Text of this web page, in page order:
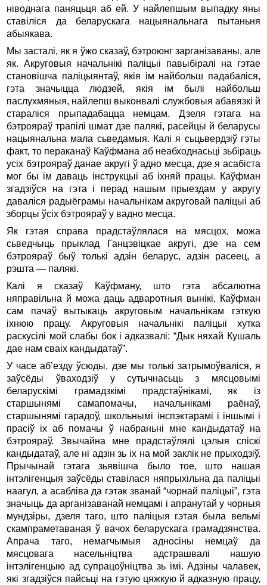
нiводнага паняцьця аб ей. У найлепшым выпадку яны
ставiлiся да беларускага нацыянальнага пытаньня
абыякава.
Мы засталi, як я ўжо сказаў, бэтроюнг зарганiзаваны, але
як. Акруговыя начальнiкi палiцыi павыбiралi на гэтае
становiшча палiцыянтаў, якiя iм найбольш падабалiся,
гэта значыцца людзей, якiя iм былi найбольш
паслухмяныя, найлепш выконвалi службовыя абавязкi й
старалiся прыпадабацца немцам. Дзеля гэтага на
бэтрояраў трапiлi шмат дзе палякi, расейцы й беларусы
нацыянальна мала сьведамыя. Калi я сьцьвердзiў гэты
факт, то пераканаў Каўфмана аб неабходнасьцi зьбiраць
усiх бэтрояраў данае акругi ў адно месца, дзе я асабiста
мог бы iм даваць iнструкцыi аб iхняй працы. Каўфман
згадзiўся на гэта i перад нашым прыездам у акругу
давалiся радыёграмы начальнiкам акруговай палiцыi аб
зборцы ўсiх бэтрояраў у вадно месца.
Як гэтая справа прадстаўлялася на мясцох, можа
сьведчыць прыклад Ганцэвiцкае акругi, дзе на сем
бэтрояраў быў толькi адзiн беларус, адзiн расеец, а
рэшта — палякi.
Калі я сказаў Каўфману, што гэта абсалютна
няправiльна й можа даць адваротныя вынiкi, Каўфман
сам пачаў вытыкаць акруговым начальнiкам гэткую
iхнюю працу. Акруговыя начальнiкi палiцыi хутка
раскусiлi мой слабы бок i адказвалi: “Дык няхай Кушаль
дае нам сваiх кандыдатаў”.
У часе аб’езду ўсюды, дзе мы толькi затрымоўвалiся, я
заўсёды ўваходзiў у сутычнасьць з мясцовымi
беларускiмi грамадзкiмi прадстаўнiкамi, як iз
старшынямi самапомачы, начальнiкамi раёнаў,
старшынямi гарадоў, школьнымi iнспэктарамi i iншымi i
прасiў iх аб помачы ў набраньнi мне кандыдатаў на
бэтрояраў. Звычайна мне прадстаўлялi цэлыя спiскi
кандыдатаў, але нi адзiн зь iх на мой заклiк не прыходзiў.
Прычынай гэтага зьявiшча было тое, што нашая
iнтэлiгенцыя заўсёды ставiлася няпрыхiльна да палiцыi
наагул, а асаблiва да гэтак званай “чорнай палiцыi”, гэта
значыць да арганiзаванай немцамi i апранутай у чорныя
мундзіры, дзеля таго, што палiцыя гэтая была вельмi
скампраметаваная ў вачох беларускага грамадзянства.
Апрача таго, немагчымыя адносiны немцаў да
мясцовага насельнiцтва адстрашвалі нашую
iнтэлiгенцыю ад супрацоўнiцтва зь iмi. Адзiны чалавек,
якi згадзiўся пайсьцi на гэтую цяжкую й адказную працу,